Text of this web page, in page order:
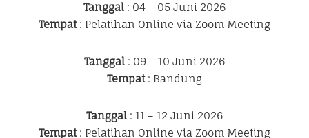
Tanggal : 04 – 05 Juni 2026
Tempat: Pelatihan Online via Zoom Meeting
Tanggal : 09 – 10 Juni 2026
Tempat: Bandung
Tanggal : 11 – 12 Juni 2026
Tempat: Pelatihan Online via Zoom Meeting